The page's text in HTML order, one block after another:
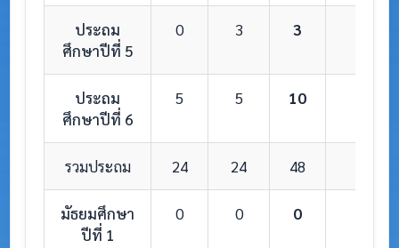
ประถม
ศึกษาปีที่ 5
0 3 3
ประถม
ศึกษาปีที่ 6
5 5 10
รวมประถม 24 24 48
มัธยมศึกษา
ปีที่ 1
0 0 0